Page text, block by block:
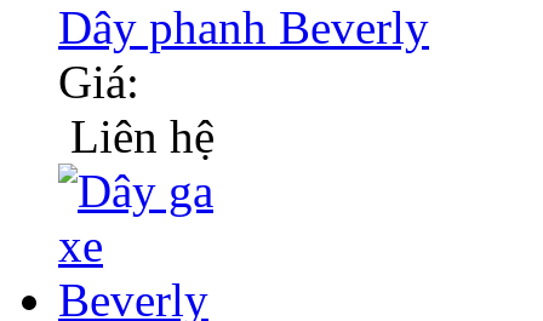
Dây phanh Beverly
Giá:
Liên hệ